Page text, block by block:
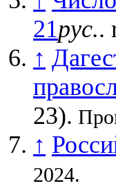
21рус..
↑
23).
↑
2024.